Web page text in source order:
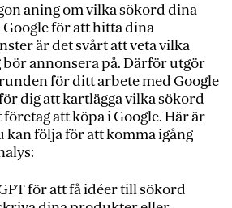
aning om vilka sökord dina
för att hitta dina
är det svårt att veta vilka
annonsera på. Därför utgör
för ditt arbete med Google
dig att kartlägga vilka sökord
att köpa i Google. Här är
kan följa för att komma igång
för att få idéer till sökord